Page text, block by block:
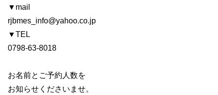
▼mail
rjbmes_info@yahoo.co.jp
▼TEL
0798-63-8018
お名前とご予約人数を
お知らせくださいませ。